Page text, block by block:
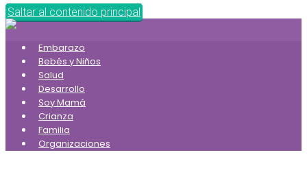
Saltar al contenido principal
Embarazo
Bebés y Niños
Salud
Desarrollo
Soy Mamá
Crianza
Familia
Organizaciones